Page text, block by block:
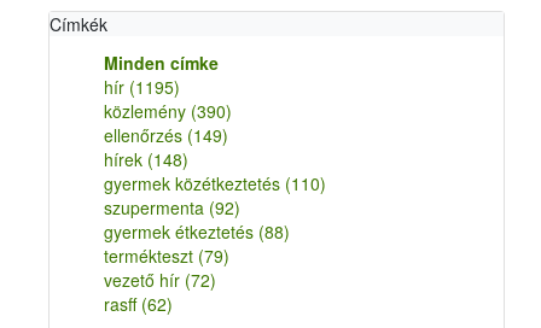
Címkék
Minden címke
hír (1195)
közlemény (390)
ellenőrzés (149)
hírek (148)
gyermek közétkeztetés (110)
szupermenta (92)
gyermek étkeztetés (88)
termékteszt (79)
vezető hír (72)
rasff (62)